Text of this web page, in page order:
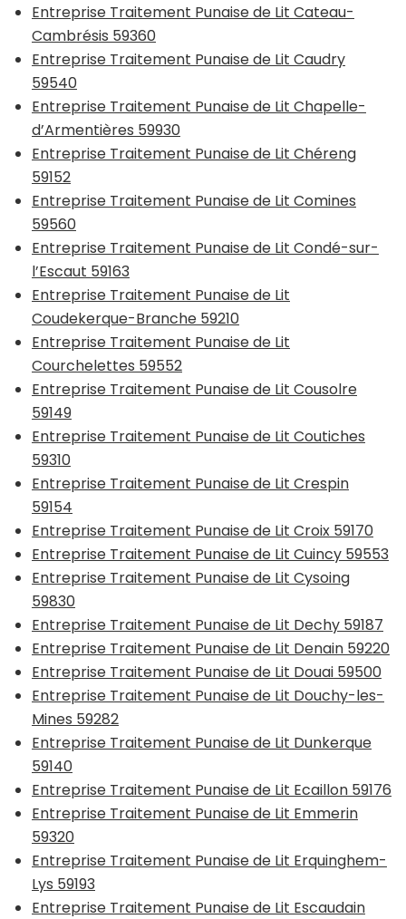
Entreprise Traitement Punaise de Lit Cateau-
Cambrésis 59360
Entreprise Traitement Punaise de Lit Caudry
59540
Entreprise Traitement Punaise de Lit Chapelle-
d’Armentières 59930
Entreprise Traitement Punaise de Lit Chéreng
59152
Entreprise Traitement Punaise de Lit Comines
59560
Entreprise Traitement Punaise de Lit Condé-sur-
l’Escaut 59163
Entreprise Traitement Punaise de Lit
Coudekerque-Branche 59210
Entreprise Traitement Punaise de Lit
Courchelettes 59552
Entreprise Traitement Punaise de Lit Cousolre
59149
Entreprise Traitement Punaise de Lit Coutiches
59310
Entreprise Traitement Punaise de Lit Crespin
59154
Entreprise Traitement Punaise de Lit Croix 59170
Entreprise Traitement Punaise de Lit Cuincy 59553
Entreprise Traitement Punaise de Lit Cysoing
59830
Entreprise Traitement Punaise de Lit Dechy 59187
Entreprise Traitement Punaise de Lit Denain 59220
Entreprise Traitement Punaise de Lit Douai 59500
Entreprise Traitement Punaise de Lit Douchy-les-
Mines 59282
Entreprise Traitement Punaise de Lit Dunkerque
59140
Entreprise Traitement Punaise de Lit Ecaillon 59176
Entreprise Traitement Punaise de Lit Emmerin
59320
Entreprise Traitement Punaise de Lit Erquinghem-
Lys 59193
Entreprise Traitement Punaise de Lit Escaudain